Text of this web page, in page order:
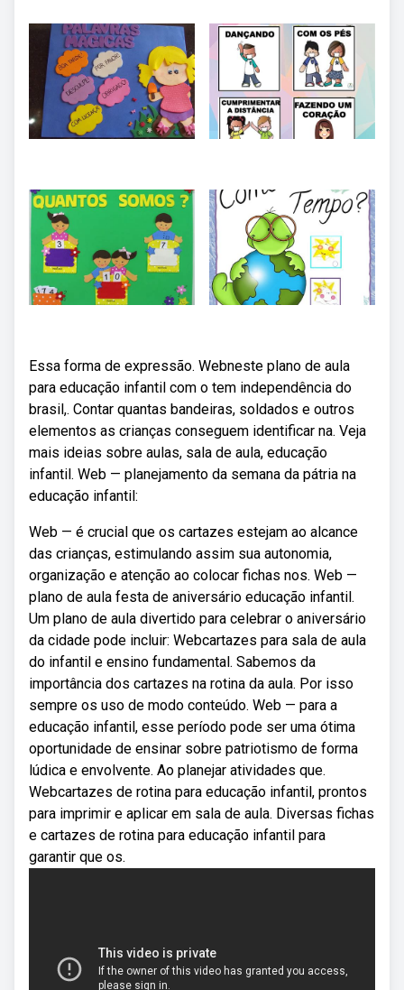
Essa forma de expressão. Webneste plano de aula
para educação infantil com o tem independência do
brasil,. Contar quantas bandeiras, soldados e outros
elementos as crianças conseguem identificar na. Veja
mais ideias sobre aulas, sala de aula, educação
infantil. Web — planejamento da semana da pátria na
educação infantil:
Web — é crucial que os cartazes estejam ao alcance
das crianças, estimulando assim sua autonomia,
organização e atenção ao colocar fichas nos. Web —
plano de aula festa de aniversário educação infantil.
Um plano de aula divertido para celebrar o aniversário
da cidade pode incluir: Webcartazes para sala de aula
do infantil e ensino fundamental. Sabemos da
importância dos cartazes na rotina da aula. Por isso
sempre os uso de modo conteúdo. Web — para a
educação infantil, esse período pode ser uma ótima
oportunidade de ensinar sobre patriotismo de forma
lúdica e envolvente. Ao planejar atividades que.
Webcartazes de rotina para educação infantil, prontos
para imprimir e aplicar em sala de aula. Diversas fichas
e cartazes de rotina para educação infantil para
garantir que os.